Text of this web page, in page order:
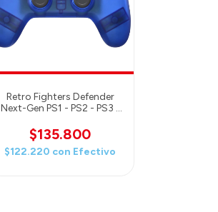
Retro Fighters Defender
Next-Gen PS1 - PS2 - PS3 -
Compatible Wireless
Controller - BLUE
$135.800
$122.220 con Efectivo